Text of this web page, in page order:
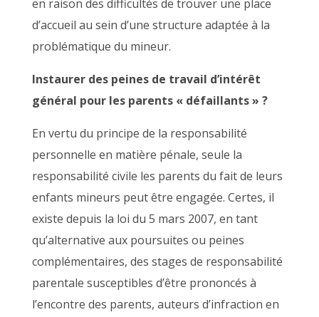
en raison des difficultés de trouver une place
d’accueil au sein d’une structure adaptée à la
problématique du mineur.
Instaurer des peines de travail d’intérêt
général pour les parents « défaillants » ?
En vertu du principe de la responsabilité
personnelle en matière pénale, seule la
responsabilité civile les parents du fait de leurs
enfants mineurs peut être engagée. Certes, il
existe depuis la loi du 5 mars 2007, en tant
qu’alternative aux poursuites ou peines
complémentaires, des stages de responsabilité
parentale susceptibles d’être prononcés à
l’encontre des parents, auteurs d’infraction en